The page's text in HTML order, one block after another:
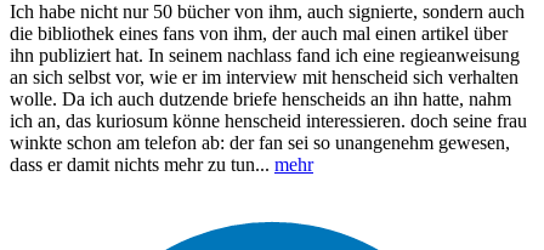
Ich habe nicht nur 50 bücher von ihm, auch signierte, sondern auch
die bibliothek eines fans von ihm, der auch mal einen artikel über
ihn publiziert hat. In seinem nachlass fand ich eine regieanweisung
an sich selbst vor, wie er im interview mit henscheid sich verhalten
wolle. Da ich auch dutzende briefe henscheids an ihn hatte, nahm
ich an, das kuriosum könne henscheid interessieren. doch seine frau
winkte schon am telefon ab: der fan sei so unangenehm gewesen,
dass er damit nichts mehr zu tun... mehr